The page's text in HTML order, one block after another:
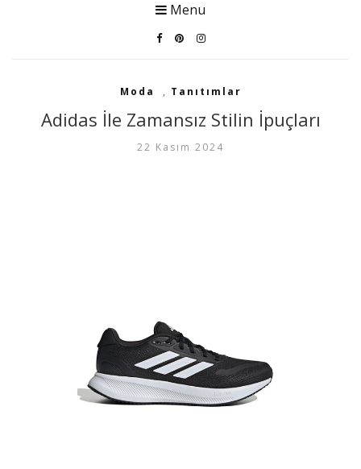
Menu
Moda , Tanıtımlar
Adidas İle Zamansız Stilin İpuçları
22 Kasım 2024